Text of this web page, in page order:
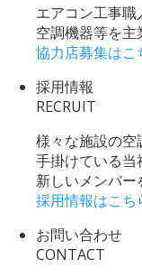
エアコン工事職
空調機器等を主
協力店募集はこ
採用情報
RECRUIT
様々な施設の空
手掛けている当
新しいメンバー
採用情報はこち
お問い合わせ
CONTACT